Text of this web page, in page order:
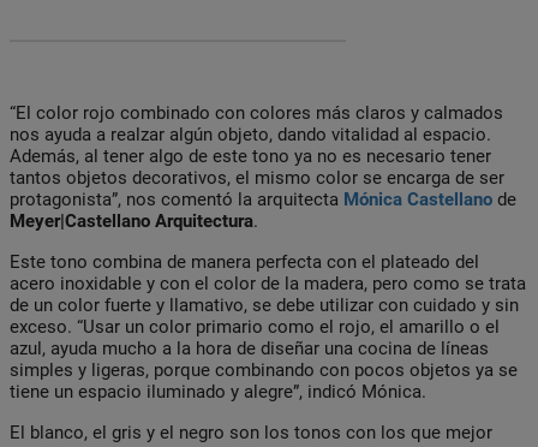
“El color rojo combinado con colores más claros y calmados
nos ayuda a realzar algún objeto, dando vitalidad al espacio.
Además, al tener algo de este tono ya no es necesario tener
tantos objetos decorativos, el mismo color se encarga de ser
protagonista”, nos comentó la arquitecta Mónica Castellano de
Meyer|Castellano Arquitectura.
Este tono combina de manera perfecta con el plateado del
acero inoxidable y con el color de la madera, pero como se trata
de un color fuerte y llamativo, se debe utilizar con cuidado y sin
exceso. “Usar un color primario como el rojo, el amarillo o el
azul, ayuda mucho a la hora de diseñar una cocina de líneas
simples y ligeras, porque combinando con pocos objetos ya se
tiene un espacio iluminado y alegre”, indicó Mónica.
El blanco, el gris y el negro son los tonos con los que mejor